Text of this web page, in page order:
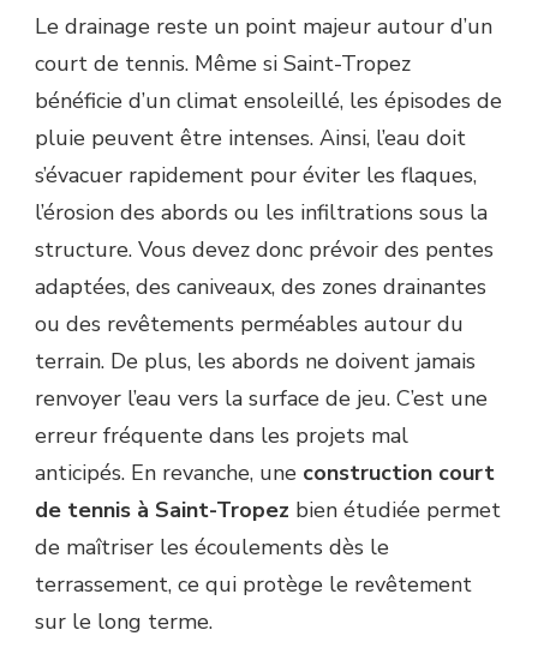
Le drainage reste un point majeur autour d’un
court de tennis. Même si Saint-Tropez
bénéficie d’un climat ensoleillé, les épisodes de
pluie peuvent être intenses. Ainsi, l’eau doit
s’évacuer rapidement pour éviter les flaques,
l’érosion des abords ou les infiltrations sous la
structure. Vous devez donc prévoir des pentes
adaptées, des caniveaux, des zones drainantes
ou des revêtements perméables autour du
terrain. De plus, les abords ne doivent jamais
renvoyer l’eau vers la surface de jeu. C’est une
erreur fréquente dans les projets mal
anticipés. En revanche, une construction court
de tennis à Saint-Tropez bien étudiée permet
de maîtriser les écoulements dès le
terrassement, ce qui protège le revêtement
sur le long terme.